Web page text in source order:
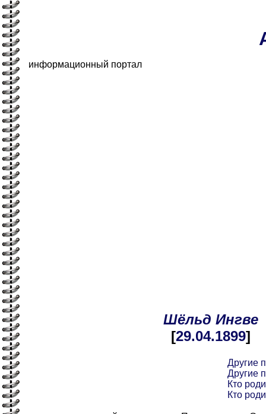
информационный портал
Шёльд Ингве
[29.04.1899]
Другие
Другие
Кто
Кто